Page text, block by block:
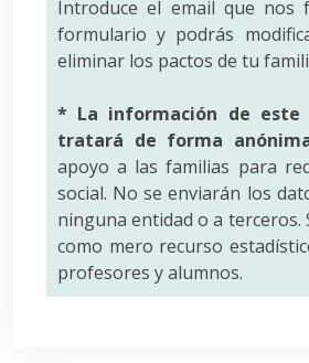
Introduce el email que nos
formulario y podrás
eliminar los pactos de tu
* La información de este
tratará de forma
apoyo a las familias para
social. No se enviarán los
ninguna entidad o a terceros.
como mero recurso
profesores y alumnos.